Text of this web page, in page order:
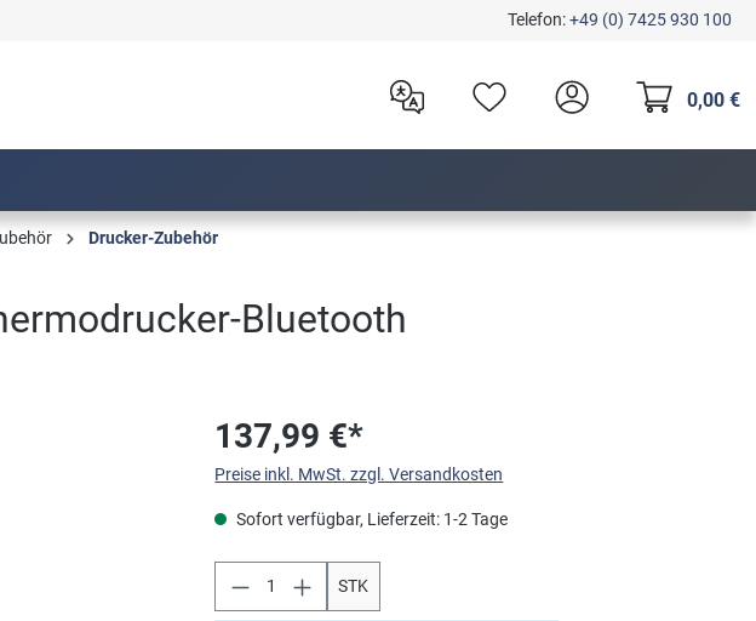
Telefon:+49 (0) 7425 930 100
0,00 €
Drucker-Zubehör
Bluetooth
137,99 €*
Preise inkl. MwSt. zzgl. Versandkosten
Sofort verfügbar, Lieferzeit: 1-2 Tage
STK